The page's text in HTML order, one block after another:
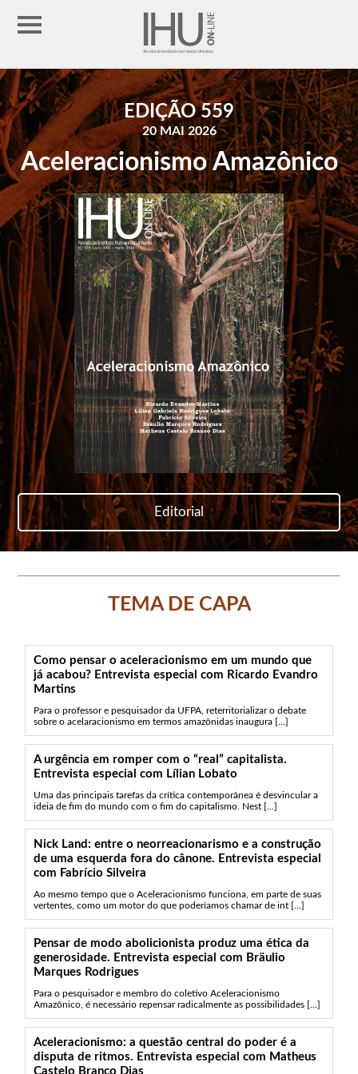
EDIÇÃO 559
20 MAI 2026
Aceleracionismo Amazônico
Editorial
TEMA DE CAPA
Como pensar o aceleracionismo em um mundo que
já acabou? Entrevista especial com Ricardo Evandro
Martins
Para o professor e pesquisador da UFPA, reterritorializar o debate
sobre o acelaracionismo em termos amazônidas inaugura [...]
A urgência em romper com o “real” capitalista.
Entrevista especial com Lílian Lobato
Uma das principais tarefas da crítica contemporânea é desvincular a
ideia de fim do mundo com o fim do capitalismo. Nest [...]
Nick Land: entre o neorreacionarismo e a construção
de uma esquerda fora do cânone. Entrevista especial
com Fabrício Silveira
Ao mesmo tempo que o Aceleracionismo funciona, em parte de suas
vertentes, como um motor do que poderíamos chamar de int [...]
Pensar de modo abolicionista produz uma ética da
generosidade. Entrevista especial com Bräulio
Marques Rodrigues
Para o pesquisador e membro do coletivo Aceleracionismo
Amazônico, é necessário repensar radicalmente as possibilidades [...]
Aceleracionismo: a questão central do poder é a
disputa de ritmos. Entrevista especial com Matheus
Castelo Branco Dias